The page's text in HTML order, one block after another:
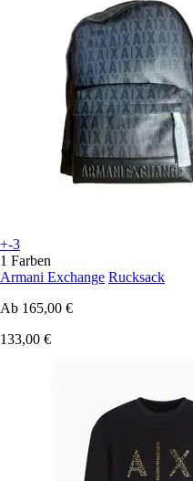
+-3
1 Farben
Armani Exchange Rucksack
Ab 165,00 €
133,00 €